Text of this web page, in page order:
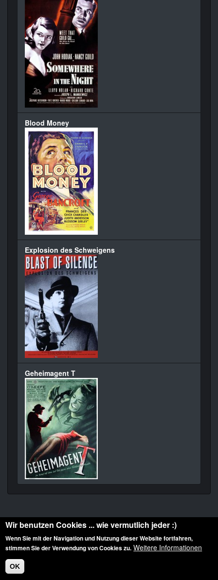
Blood Money
Explosion des Schweigens
Geheimagent T
Diese Website ist urheberrechtlich geschützt: © 2010-2026 der Film Noir de. Alle
Rechte vorbehalten.
Wir benutzen Cookies ... wie vermutlich jeder :)
Wenn Sie mit der Navigation und Nutzung dieser Website fortfahren,
stimmen Sie der Verwendung von Cookies zu. Weitere Informationen
OK